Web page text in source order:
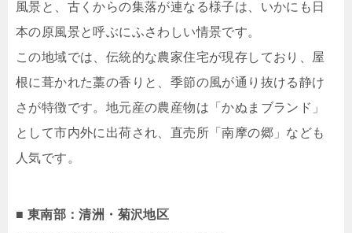
風景と、古くからの集落が連なる様子は、いかにも日
本の原風景と呼ぶにふさわしい情景です。
この地域では、伝統的な農家住宅が現存しており、屋
根に葺かれた藁の香りと、季節の風が通り抜ける静け
さが特徴です。地元産の農産物は「かぬまブランド」
として市内外に出荷され、直売所「南摩の郷」なども
人気です。
■ 東南部：清洲・菊沢地区